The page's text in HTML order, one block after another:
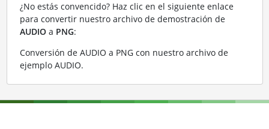
¿No estás convencido? Haz clic en el siguiente enlace
para convertir nuestro archivo de demostración de
AUDIOa PNG:
Conversión de AUDIO a PNG con nuestro archivo de
ejemplo AUDIO.